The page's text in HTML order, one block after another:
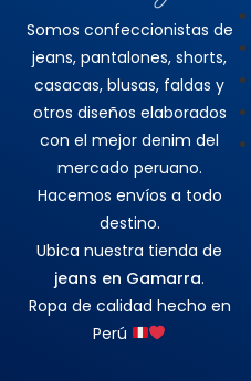
Somos confeccionistas de
jeans, pantalones, shorts,
casacas, blusas, faldas y
otros diseños elaborados
con el mejor denim del
mercado peruano.
Hacemos envíos a todo
destino.
Ubica nuestra tienda de
jeans en Gamarra.
Ropa de calidad hecho en
Perú